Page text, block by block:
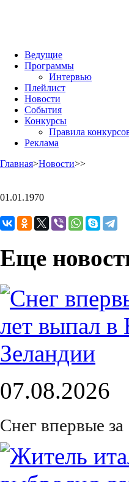
Ведущие
Программы
Интервью
Плейлист
Новости
События
Конкурсы
Правила
Реклама
Главная>Новости>>
01.01.1970
Еще
07.08.2026
Снег впервые